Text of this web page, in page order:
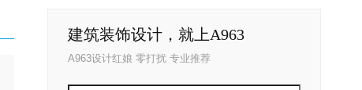
建筑装饰设计，就上A963
A963设计红娘 零打扰 专业推荐